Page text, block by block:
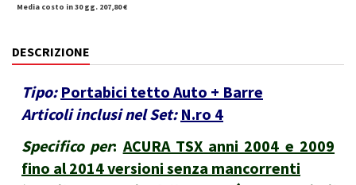
Media costo in 30 gg. 207,80 €
DESCRIZIONE
Tipo: Portabici tetto Auto + Barre
Articoli inclusi nel Set: N.ro 4
Specifico per: ACURA TSX anni 2004 e 2009
fino al 2014 versioni senza mancorrenti